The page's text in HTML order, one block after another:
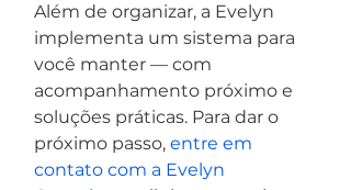
Além de organizar, a Evelyn
implementa um sistema para
você manter — com
acompanhamento próximo e
soluções práticas. Para dar o
próximo passo, entre em
contato com a Evelyn